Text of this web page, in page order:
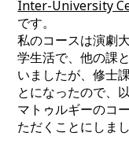
Inter-University
です。
私のコースは演劇
学生活で、他の課
いましたが、修士
とになったので、
マトゥルギーのコ
ただくことにしまし